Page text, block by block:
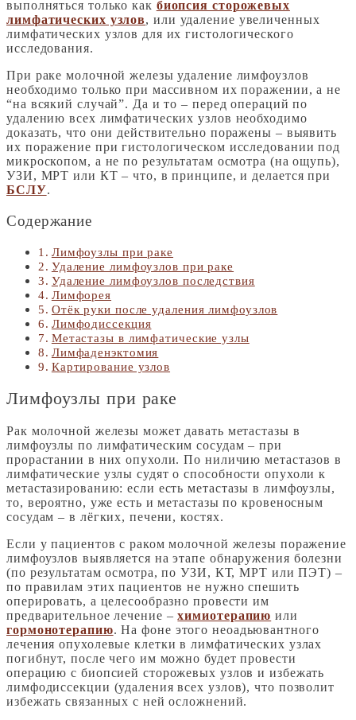
выполняться только как биопсия сторожевых
лимфатических узлов, или удаление увеличенных
лимфатических узлов для их гистологического
исследования.
При раке молочной железы удаление лимфоузлов
необходимо только при массивном их поражении, а не
“на всякий случай”. Да и то – перед операций по
удалению всех лимфатических узлов необходимо
доказать, что они действительно поражены – выявить
их поражение при гистологическом исследовании под
микроскопом, а не по результатам осмотра (на ощупь),
УЗИ, МРТ или КТ – что, в принципе, и делается при
БСЛУ.
Содержание
Лимфоузлы при раке
Удаление лимфоузлов при раке
Удаление лимфоузлов последствия
Лимфорея
Отёк руки после удаления лимфоузлов
Лимфодиссекция
Метастазы в лимфатические узлы
Лимфаденэктомия
Картирование узлов
Лимфоузлы при раке
Рак молочной железы может давать метастазы в
лимфоузлы по лимфатическим сосудам – при
прорастании в них опухоли. По ниличию метастазов в
лимфатические узлы судят о способности опухоли к
метастазированию: если есть метастазы в лимфоузлы,
то, вероятно, уже есть и метастазы по кровеносным
сосудам – в лёгких, печени, костях.
Если у пациентов с раком молочной железы поражение
лимфоузлов выявляется на этапе обнаружения болезни
(по результатам осмотра, по УЗИ, КТ, МРТ или ПЭТ) –
по правилам этих пациентов не нужно спешить
оперировать, а целесообразно провести им
предварительное лечение –химиотерапию или
гормонотерапию. На фоне этого неоадьювантного
лечения опухолевые клетки в лимфатических узлах
погибнут, после чего им можно будет провести
операцию с биопсией сторожевых узлов и избежать
лимфодиссекции (удаления всех узлов), что позволит
избежать связанных с ней осложнений.